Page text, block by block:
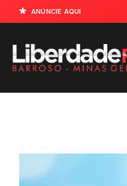
ANÚNCIE AQUI